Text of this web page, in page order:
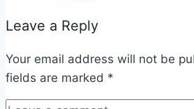
Leave a Reply
Your email address will not be
fields are marked *